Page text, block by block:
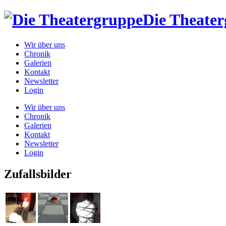
Die
Wir über uns
Chronik
Galerien
Kontakt
Newsletter
Login
Wir über uns
Chronik
Galerien
Kontakt
Newsletter
Login
Zufallsbilder